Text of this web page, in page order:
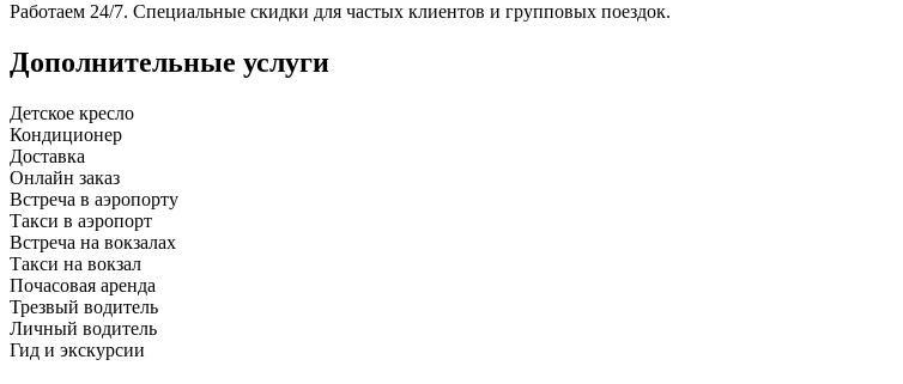
Работаем 24/7. Специальные скидки для частых клиентов и групповых поездок.
Дополнительные услуги
Детское кресло
Кондиционер
Доставка
Онлайн заказ
Встреча в аэропорту
Такси в аэропорт
Встреча на вокзалах
Такси на вокзал
Почасовая аренда
Трезвый водитель
Личный водитель
Гид и экскурсии